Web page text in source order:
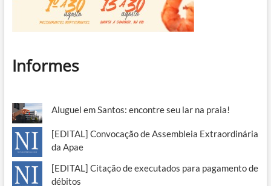
Informes
Aluguel em Santos: encontre seu lar na praia!
[EDITAL] Convocação de Assembleia Extraordinária
da Apae
[EDITAL] Citação de executados para pagamento de
débitos